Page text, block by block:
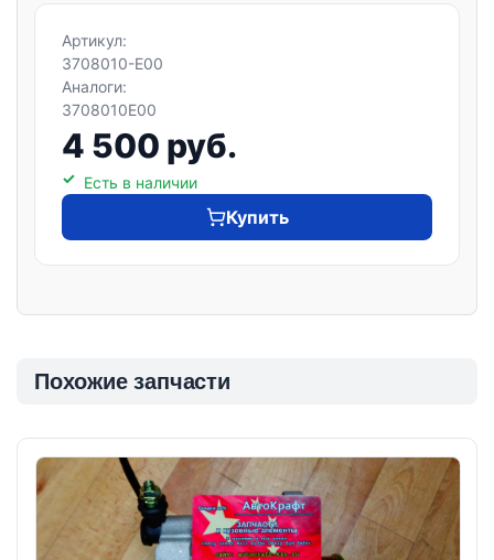
Артикул:
3708010-E00
Аналоги:
3708010E00
4 500 руб.
Есть в наличии
Купить
Похожие запчасти